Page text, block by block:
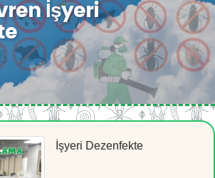
İşyeri
İşyeri Dezenfekte